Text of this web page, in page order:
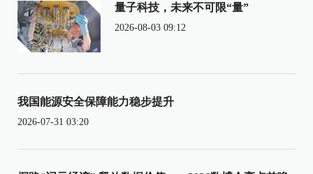
量子科技，未来不可限“量”
2026-08-03 09:12
我国能源安全保障能力稳步提升
2026-07-31 03:20